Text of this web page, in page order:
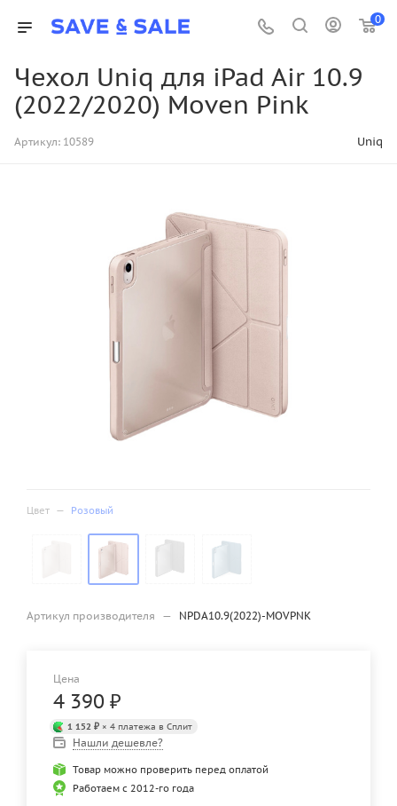
0
Чехол Uniq для iPad Air 10.9
(2022/2020) Moven Pink
Артикул: 10589 Uniq
Цвет — Розовый
Артикул производителя — NPDA10.9(2022)-MOVPNK
Цена
4 390 ₽
1 152 ₽ × 4 платежа в Сплит
Нашли дешевле?
Товар можно проверить перед оплатой
Работаем с 2012-го года